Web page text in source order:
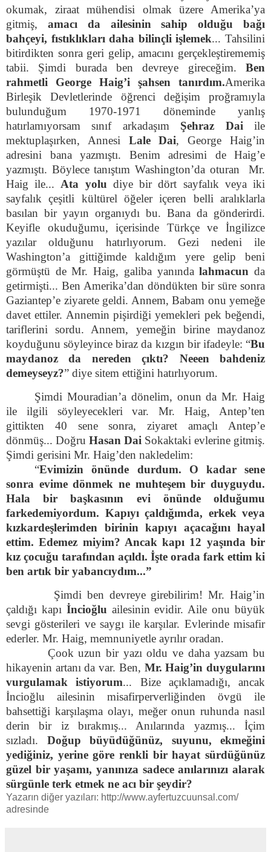
okumak, ziraat mühendisi olmak üzere Amerika’ya
gitmiş, amacı da ailesinin sahip olduğu bağı
bahçeyi, fıstıklıkları daha bilinçli işlemek... Tahsilini
bitirdikten sonra geri gelip, amacını gerçekleştirememiş
tabii. Şimdi burada ben devreye gireceğim. Ben
rahmetli George Haig’i şahsen tanırdım.Amerika
Birleşik Devletlerinde öğrenci değişim proğramıyla
bulunduğum 1970-1971 döneminde yanlış
hatırlamıyorsam sınıf arkadaşım Şehraz Dai ile
mektuplaşırken, Annesi Lale Dai, George Haig’in
adresini bana yazmıştı. Benim adresimi de Haig’e
yazmıştı. Böylece tanıştım Washington’da oturan Mr.
Haig ile... Ata yolu diye bir dört sayfalık veya iki
sayfalık çeşitli kültürel öğeler içeren belli aralıklarla
basılan bir yayın organıydı bu. Bana da gönderirdi.
Keyifle okuduğumu, içerisinde Türkçe ve İngilizce
yazılar olduğunu hatırlıyorum. Gezi nedeni ile
Washington’a gittiğimde kaldığım yere gelip beni
görmüştü de Mr. Haig, galiba yanındalahmacun da
getirmişti... Ben Amerika’dan döndükten bir süre sonra
Gaziantep’e ziyarete geldi. Annem, Babam onu yemeğe
davet ettiler. Annemin pişirdiği yemekleri pek beğendi,
tariflerini sordu. Annem, yemeğin birine maydanoz
koyduğunu söyleyince biraz da kızgın bir ifadeyle: “Bu
maydanoz da nereden çıktı? Neeen bahdeniz
demeyseyz?” diye sitem ettiğini hatırlıyorum.
Şimdi Mouradian’a dönelim, onun da Mr. Haig
ile ilgili söyleyecekleri var. Mr. Haig, Antep’ten
gittikten 40 sene sonra, ziyaret amaçlı Antep’e
dönmüş... Doğru Hasan Dai Sokaktaki evlerine gitmiş.
Şimdi gerisini Mr. Haig’den nakledelim:
“Evimizin önünde durdum. O kadar sene
sonra evime dönmek ne muhteşem bir duyguydu.
Hala bir başkasının evi önünde olduğumu
farkedemiyordum. Kapıyı çaldığımda, erkek veya
kızkardeşlerimden birinin kapıyı açacağını hayal
ettim. Edemez miyim? Ancak kapı 12 yaşında bir
kız çocuğu tarafından açıldı. İşte orada fark ettim ki
ben artık bir yabancıydım...”
Şimdi ben devreye girebilirim! Mr. Haig’in
çaldığı kapı İncioğlu ailesinin evidir. Aile onu büyük
sevgi gösterileri ve saygı ile karşılar. Evlerinde misafir
ederler. Mr. Haig, memnuniyetle ayrılır oradan.
Çook uzun bir yazı oldu ve daha yazsam bu
hikayenin artanı da var. Ben, Mr. Haig’in duygularını
vurgulamak istiyorum... Bize açıklamadığı, ancak
İncioğlu ailesinin misafirperverliğinden övgü ile
bahsettiği karşılaşma olayı, meğer onun ruhunda nasıl
derin bir iz bırakmış... Anılarında yazmış... İçim
sızladı. Doğup büyüdüğünüz, suyunu, ekmeğini
yediğiniz, yerine göre renkli bir hayat sürdüğünüz
güzel bir yaşamı, yanınıza sadece anılarınızı alarak
sürgünle terk etmek ne acı bir şeydir?
Yazarın diğer yazıları: http://www.ayfertuzcuunsal.com/
adresinde